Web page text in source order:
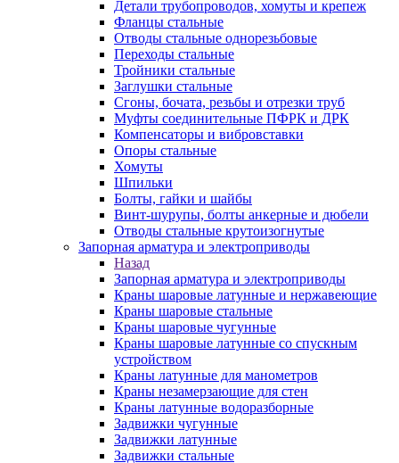
Детали трубопроводов, хомуты и крепеж
Фланцы стальные
Отводы стальные однорезьбовые
Переходы стальные
Тройники стальные
Заглушки стальные
Сгоны, бочата, резьбы и отрезки труб
Муфты соединительные ПФРК и ДРК
Компенсаторы и вибровставки
Опоры стальные
Хомуты
Шпильки
Болты, гайки и шайбы
Винт-шурупы, болты анкерные и дюбели
Отводы стальные крутоизогнутые
Запорная арматура и электроприводы
Назад
Запорная арматура и электроприводы
Краны шаровые латунные и нержавеющие
Краны шаровые стальные
Краны шаровые чугунные
Краны шаровые латунные со спускным
устройством
Краны латунные для манометров
Краны незамерзающие для стен
Краны латунные водоразборные
Задвижки чугунные
Задвижки латунные
Задвижки стальные